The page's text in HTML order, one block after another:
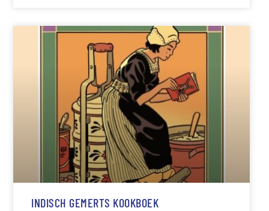
INDISCH GEMERTS KOOKBOEK